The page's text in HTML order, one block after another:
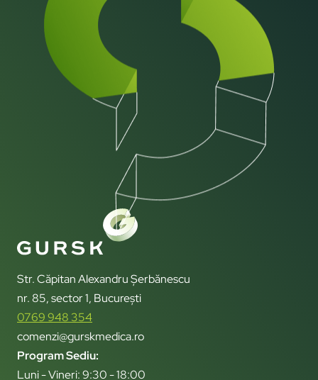
Str. Căpitan Alexandru Șerbănescu
nr. 85, sector 1, București
0769 948 354
comenzi@gurskmedica.ro
Program Sediu:
Luni - Vineri: 9:30 - 18:00